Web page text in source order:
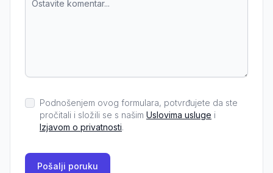
Podnošenjem ovog formulara, potvrđujete da ste
pročitali i složili se s našim Uslovima usluge i
Izjavom o privatnosti.
Pošalji poruku